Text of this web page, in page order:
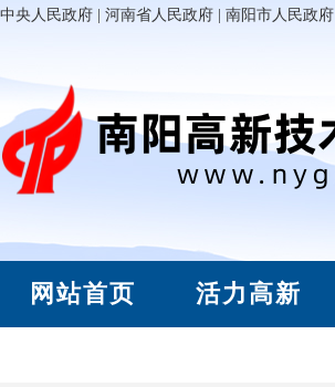
中央人民政府 河南省人民政府 南阳市人民政府
网站首页 活力高新